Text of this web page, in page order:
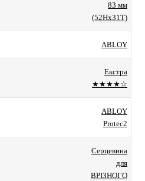
83 мм
(52Hx31T)
ABLOY
Екстра
★★★★☆
ABLOY
Protec2
Серцевина
для
ВРІЗНОГО